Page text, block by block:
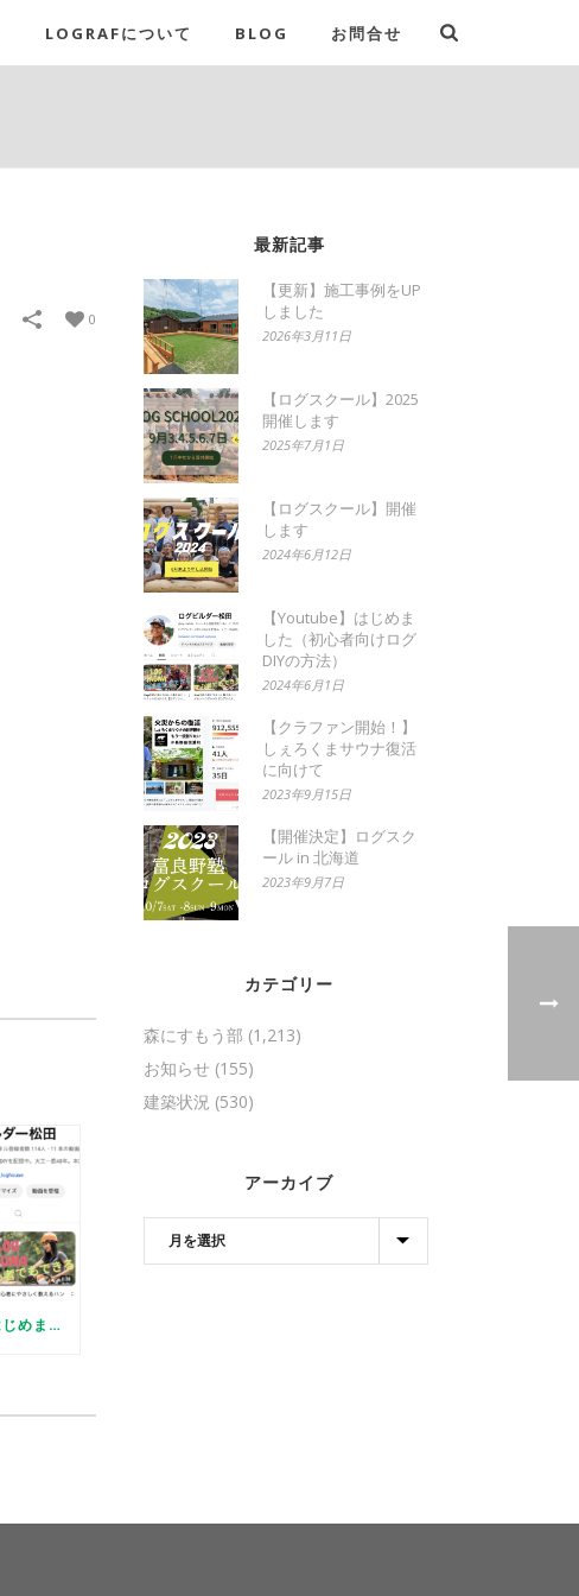
LOGRAFについて BLOG お問合せ
0
【YOUTUBE】はじめました（初心者向けログDIYの方法）
最新記事
【更新】施工事例をUP
しました
2026年3月11日
【ログスクール】2025
開催します
2025年7月1日
【ログスクール】開催
します
2024年6月12日
【Youtube】はじめま
した（初心者向けログ
DIYの方法）
2024年6月1日
【クラファン開始！】
しぇろくまサウナ復活
に向けて
2023年9月15日
【開催決定】ログスク
ール in 北海道
2023年9月7日
カテゴリー
森にすもう部 (1,213)
お知らせ (155)
建築状況 (530)
アーカイブ